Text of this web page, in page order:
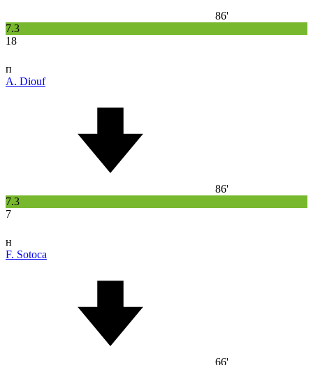
86'
7.3
18
п
A. Diouf
86'
7.3
7
н
F. Sotoca
66'